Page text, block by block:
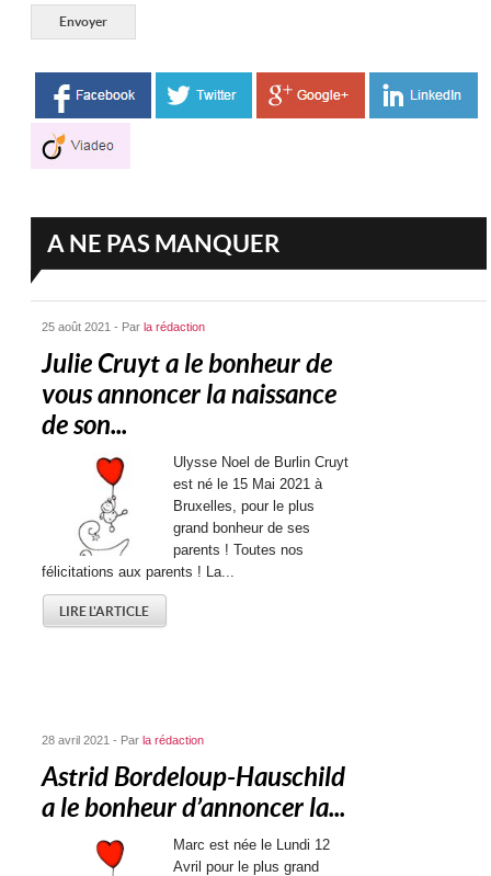
A NE PAS MANQUER
25 août 2021 - Parla rédaction
Julie Cruyt a le bonheur de
vous annoncer la naissance
de son...
Ulysse Noel de Burlin Cruyt
est né le 15 Mai 2021 à
Bruxelles, pour le plus
grand bonheur de ses
parents ! Toutes nos
félicitations aux parents ! La...
LIRE L'ARTICLE
28 avril 2021 - Parla rédaction
Astrid Bordeloup-Hauschild
a le bonheur d’annoncer la...
Marc est née le Lundi 12
Avril pour le plus grand